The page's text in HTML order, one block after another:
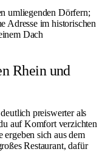
umliegenden Dörfern;
Adresse im historischen
Dach
Rhein und
preiswerter als
auf Komfort verzichten
ergeben sich aus dem
Restaurant, dafür